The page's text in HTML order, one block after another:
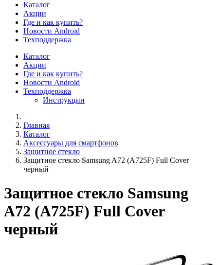
Каталог
Акции
Где и как купить?
Новости Android
Техподдержка
Каталог
Акции
Где и как купить?
Новости Android
Техподдержка
Инструкции
Главная
Каталог
Аксессуары для смартфонов
Защитное стекло
Защитное стекло Samsung A72 (A725F) Full Cover
черный
Защитное стекло Samsung
A72 (A725F) Full Cover
черный